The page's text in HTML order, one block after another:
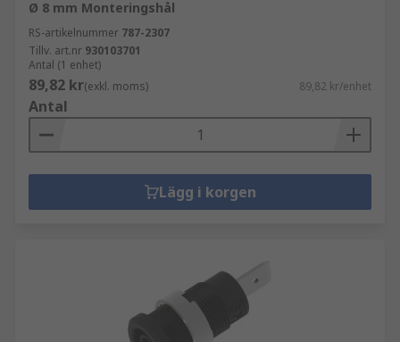
Ø 8 mm Monteringshål
RS-artikelnummer 787-2307
Tillv. art.nr 930103701
Antal (1 enhet)
89,82 kr(exkl. moms) 89,82 kr/enhet
Antal
Lägg i korgen